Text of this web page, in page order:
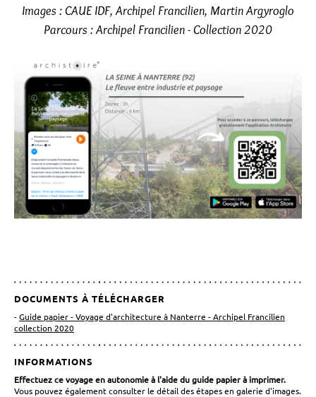
Images : CAUE IDF, Archipel Francilien, Martin Argyroglo
Parcours : Archipel Francilien - Collection 2020
DOCUMENTS À TÉLÉCHARGER
Guide papier - Voyage d'architecture à Nanterre - Archipel Francilien
collection 2020
INFORMATIONS
Effectuez ce voyage en autonomie à l'aide du guide papier à imprimer.
Vous pouvez également consulter le détail des étapes en galerie d'images.